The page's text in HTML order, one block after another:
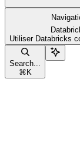
Utiliser Databricks
Search...
⌘ K